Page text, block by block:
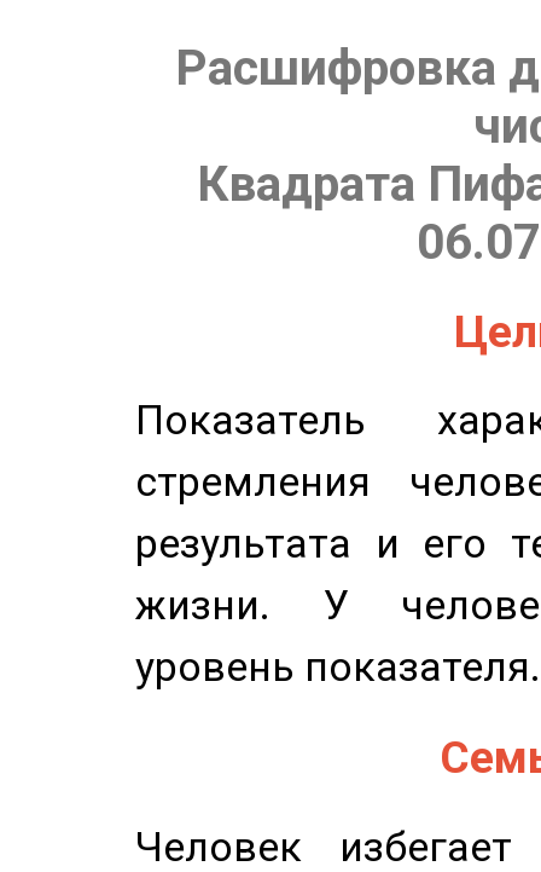
Расшифровка
Квадрата
Показатель
стремления
результата и его
жизни. У
уровень показателя.
Человек